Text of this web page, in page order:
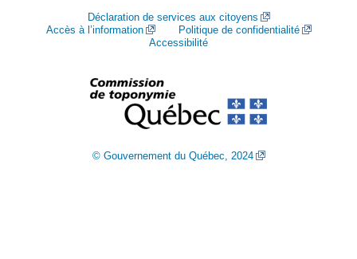
Déclaration de services aux citoyens
Accès à l’information
Politique de confidentialité
Accessibilité
© Gouvernement du Québec, 2024